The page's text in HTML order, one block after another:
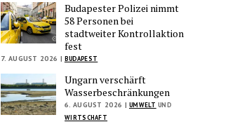
Budapester Polizei nimmt
58 Personen bei
stadtweiter Kontrollaktion
fest
7. AUGUST 2026 | BUDAPEST
Ungarn verschärft
Wasserbeschränkungen
6. AUGUST 2026 | UMWELT UND
WIRTSCHAFT